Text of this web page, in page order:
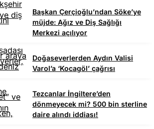
Başkan Çerçioğlu’ndan Söke’ye
müjde: Ağız ve Diş Sağlığı
Merkezi açılıyor
Doğaseverlerden Aydın Valisi
Varol’a ‘Kocagöl’ çağrısı
Tezcanlar İngiltere’den
dönmeyecek mi? 500 bin sterline
daire alındı iddiası!